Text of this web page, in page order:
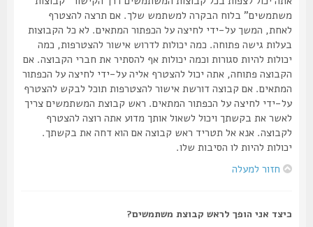
משתמשים” בלוח הבקרה למשתמש שלך. אם תרצה להצטרף
לאחת, המשך על-ידי לחיצה על הכפתור המתאים. לא כל הקבוצות
בעלות גישה פתוחה. כמה יכולות לדרוש אישור להצטרפות, כמה
יכולות להיות סגורות וכמה יכולות אף להסתיר את חברי הקבוצה. אם
הקבוצה פתוחה, אתה יכול להצטרף אליה על-ידי לחיצה על הכפתור
המתאים. אם קבוצה דורשת אישור להצטרפות תוכל לבקש להצטרף
על-ידי לחיצה על הכפתור המתאים. ראש קבוצת המשתמשים צריך
לאשר את בקשתך ויכול לשאול אותך מדוע אתה רוצה להצטרף
לקבוצה. אנא אל תטריד ראש קבוצה אם הוא דחה את בקשתך.
יכולות להיות לו הסיבות שלו.
חזור למעלה
כיצד אני הופך לראש קבוצת משתמשים?